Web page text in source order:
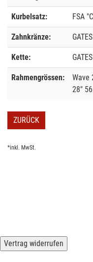
Kurbelsatz: FSA
Zahnkränze:
Kette:
Rahmengrössen:
Wave
28"
ZURÜCK
*inkl. MwSt.
Vertrag widerrufen